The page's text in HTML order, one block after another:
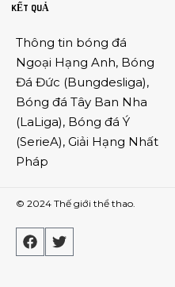
KẾT QUẢ
Thông tin bóng đá
Ngoại Hạng Anh, Bóng
Đá Đức (Bungdesliga),
Bóng đá Tây Ban Nha
(LaLiga), Bóng đá Ý
(SerieA), Giải Hạng Nhất
Pháp
© 2024 Thế giới thể thao.